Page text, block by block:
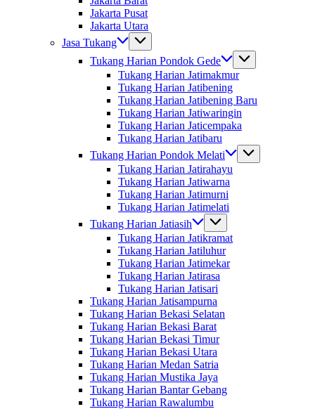
Jakarta Pusat
Jakarta Utara
Jasa Tukang
Tukang Harian Pondok Gede
Tukang Harian Jatimakmur
Tukang Harian Jatibening
Tukang Harian Jatibening Baru
Tukang Harian Jatiwaringin
Tukang Harian Jaticempaka
Tukang Harian Jatibaru
Tukang Harian Pondok Melati
Tukang Harian Jatirahayu
Tukang Harian Jatiwarna
Tukang Harian Jatimurni
Tukang Harian Jatimelati
Tukang Harian Jatiasih
Tukang Harian Jatikramat
Tukang Harian Jatiluhur
Tukang Harian Jatimekar
Tukang Harian Jatirasa
Tukang Harian Jatisari
Tukang Harian Jatisampurna
Tukang Harian Bekasi Selatan
Tukang Harian Bekasi Barat
Tukang Harian Bekasi Timur
Tukang Harian Bekasi Utara
Tukang Harian Medan Satria
Tukang Harian Mustika Jaya
Tukang Harian Bantar Gebang
Tukang Harian Rawalumbu